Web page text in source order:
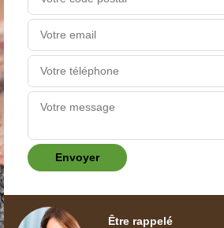
Être rappelé